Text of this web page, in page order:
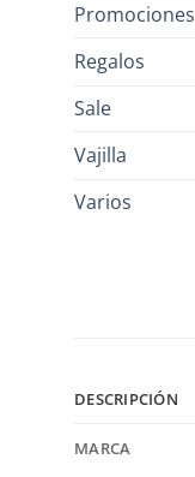
Promociones
Regalos
Sale
Vajilla
Varios
DESCRIPCIÓN
MARCA